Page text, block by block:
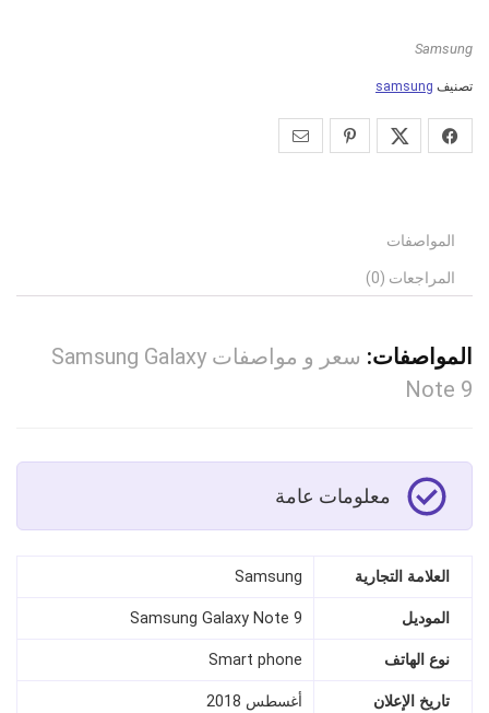
Samsung
تصنيف samsung
المواصفات
المراجعات (0)
المواصفات:
سعر و مواصفات Samsung Galaxy
Note 9
معلومات عامة
العلامة التجارية Samsung
الموديل Samsung Galaxy Note 9
نوع الهاتف Smart phone
تاريخ الإعلان أغسطس 2018